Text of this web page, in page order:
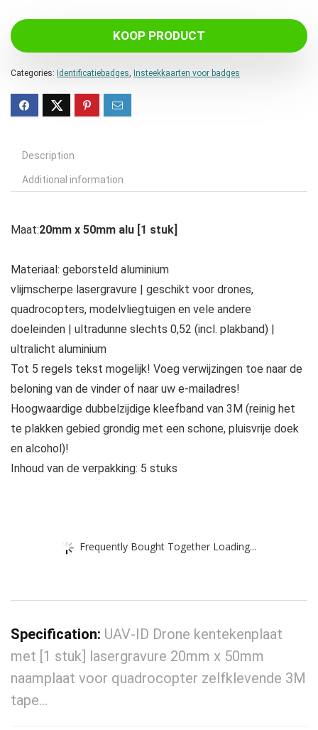
KOOP PRODUCT
Categories: Identificatiebadges, Insteekkaarten voor badges
Description
Additional information
Maat:20mm x 50mm alu [1 stuk]
Materiaal: geborsteld aluminium
vlijmscherpe lasergravure | geschikt voor drones,
quadrocopters, modelvliegtuigen en vele andere
doeleinden | ultradunne slechts 0,52 (incl. plakband) |
ultralicht aluminium
Tot 5 regels tekst mogelijk! Voeg verwijzingen toe naar de
beloning van de vinder of naar uw e-mailadres!
Hoogwaardige dubbelzijdige kleefband van 3M (reinig het
te plakken gebied grondig met een schone, pluisvrije doek
en alcohol)!
Inhoud van de verpakking: 5 stuks
Frequently Bought Together Loading...
Specification: UAV-ID Drone kentekenplaat
met [1 stuk] lasergravure 20mm x 50mm
naamplaat voor quadrocopter zelfklevende 3M
tape…